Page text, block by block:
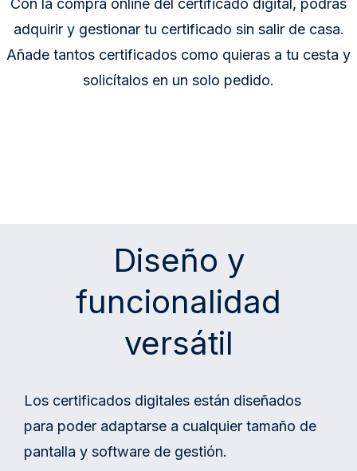
adquirir y gestionar tu certificado sin salir de casa.
Añade tantos certificados como quieras a tu cesta y
solicítalos en un solo pedido.
Diseño y
funcionalidad
versátil
Los certificados digitales están diseñados
para poder adaptarse a cualquier tamaño de
pantalla y software de gestión.